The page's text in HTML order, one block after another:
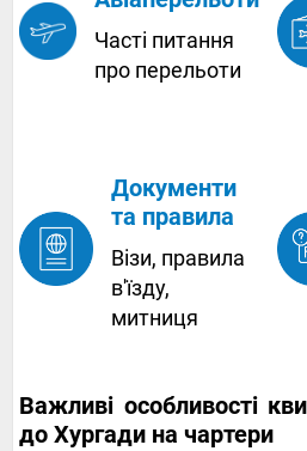
Часті питання
про перельоти
Документи
та правила
Візи, правила
в'їзду,
митниця
Важливі особливості
до Хургади на чартери